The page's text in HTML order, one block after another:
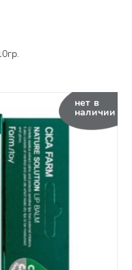
нет в
наличии